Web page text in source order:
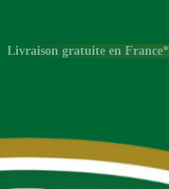
Livraison gratuite en France*